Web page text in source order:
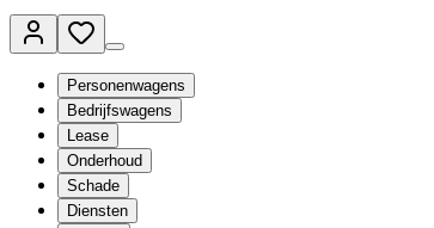
Personenwagens
Bedrijfswagens
Lease
Onderhoud
Schade
Diensten